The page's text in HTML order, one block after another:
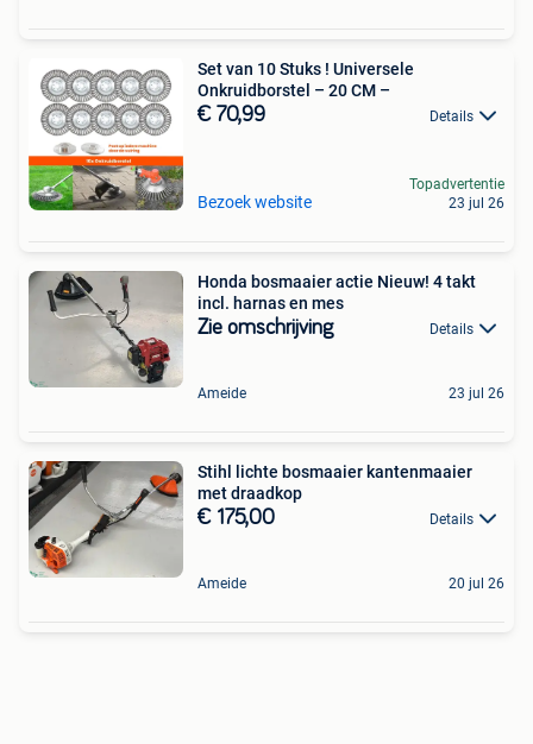
Set van 10 Stuks ! Universele
Onkruidborstel – 20 CM –
€ 70,99 Details
Bezoek website
Topadvertentie
23 jul 26
Honda bosmaaier actie Nieuw! 4 takt
incl. harnas en mes
Zie omschrijving Details
Ameide 23 jul 26
Stihl lichte bosmaaier kantenmaaier
met draadkop
€ 175,00 Details
Ameide 20 jul 26